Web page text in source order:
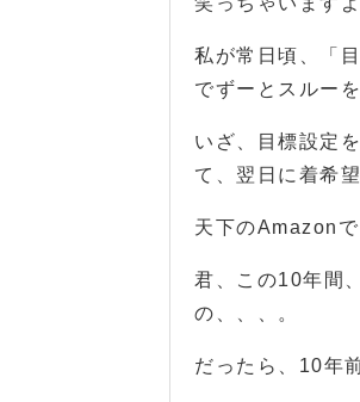
私が常日頃、「
でずーとスルー
いざ、目標設定
て、翌日に着希
天下のAmazon
君、この10年間
の、、、。
だったら、10年